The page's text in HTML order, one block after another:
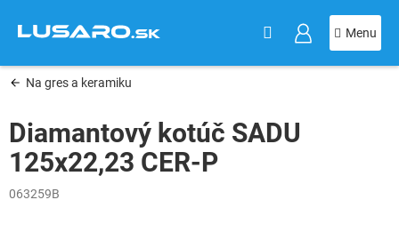
obsah
Na gres a keramiku
Diamantový kotúč SADU
125x22,23 CER-P
063259B